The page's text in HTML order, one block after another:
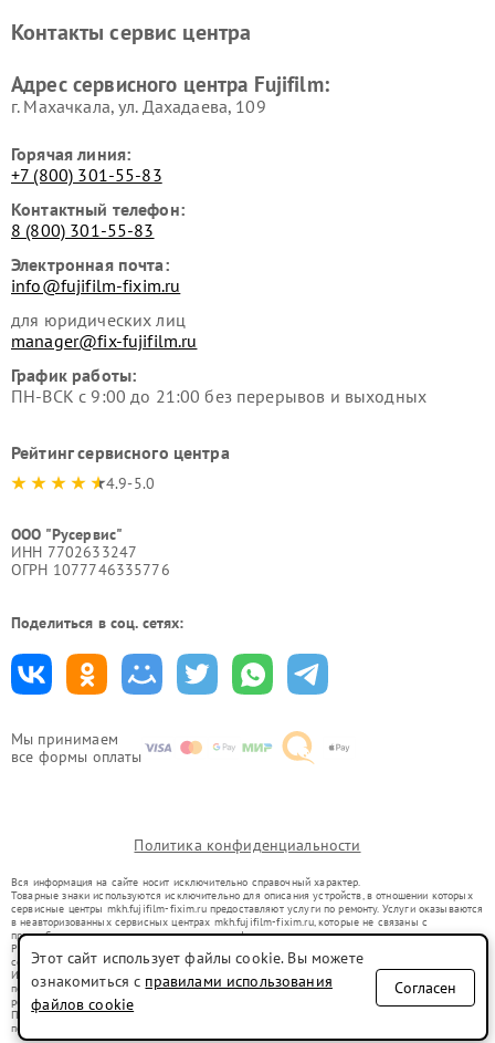
Мы принимаем
все формы оплаты
Контакты сервис центра
Адрес сервисного центра Fujifilm:
г. Махачкала, ул. Дахадаева, 109
Горячая линия:
+7 (800) 301-55-83
Контактный телефон:
8 (800) 301-55-83
Электронная почта:
info@fujifilm-fixim.ru
для юридических лиц
manager@fix-fujifilm.ru
График работы:
ПН-ВСК с 9:00 до 21:00 без перерывов и выходных
Рейтинг сервисного центра
4.9-5.0
ООО "Русервис"
ИНН 7702633247
ОГРН 1077746335776
Поделиться в соц. сетях:
Политика конфиденциальности
Вся информация на сайте носит исключительно справочный характер.
Товарные знаки используются исключительно для описания устройств, в отношении которых
сервисные центры mkh.fujifilm-fixim.ru предоставляют услуги по ремонту. Услуги оказываются
в неавторизованных сервисных центрах mkh.fujifilm-fixim.ru, которые не связаны с
правообладателями товарных знаков или их официальными представителями.
Ремонт осуществляется для устройств, уже введенных в гражданский оборот в соответствии
со статьей 1487 ГК РФ.
Использование товарных знаков не преследует цели индивидуализации услуг или введения
потребителей в заблуждение, а служит для информирования о предоставляемых услугах по
ремонту техники указанных брендов.
Представленная на сайте информация не является публичной офертой, определяемой
положениями Статьи 437(2) Гражданского кодекса РФ
Этот сайт использует файлы cookie. Вы можете
ознакомиться с правилами использования
файлов cookie
Согласен